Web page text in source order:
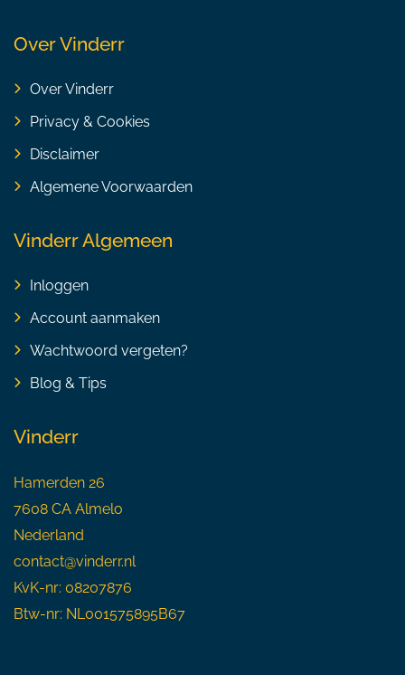
Over Vinderr
Over Vinderr
Privacy & Cookies
Disclaimer
Algemene Voorwaarden
Vinderr Algemeen
Inloggen
Account aanmaken
Wachtwoord vergeten?
Blog & Tips
Vinderr
Hamerden 26
7608 CA Almelo
Nederland
contact@vinderr.nl
KvK-nr: 08207876
Btw-nr: NL001575895B67